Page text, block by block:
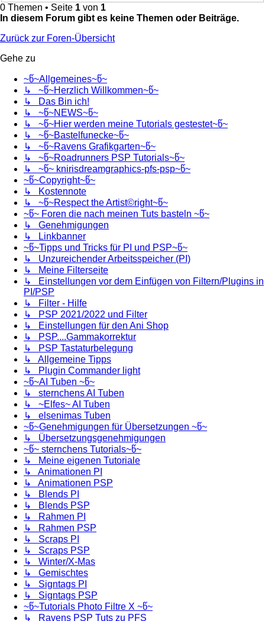
0 Themen • Seite 1 von 1
In diesem Forum gibt es keine Themen oder Beiträge.
Zurück zur Foren-Übersicht
Gehe zu
~წ~Allgemeines~წ~
↳ ~წ~Herzlich Willkommen~წ~
↳ Das Bin ich!
↳ ~წ~NEWS~წ~
↳ ~წ~Hier werden meine Tutorials gestestet~წ~
↳ ~წ~Bastelfunecke~წ~
↳ ~წ~Ravens Grafikgarten~წ~
↳ ~წ~Roadrunners PSP Tutorials~წ~
↳ ~წ~ knirisdreamgraphics-pfs-psp~წ~
~წ~Copyright~წ~
↳ Kostennote
↳ ~წ~Respect the Artist©right~წ~
~წ~ Foren die nach meinen Tuts basteln ~წ~
↳ Genehmigungen
↳ Linkbanner
~წ~Tipps und Tricks für PI und PSP~წ~
↳ Unzureichender Arbeitsspeicher (PI)
↳ Meine Filterseite
↳ Einstellungen vor dem Einfügen von Filtern/Plugins in
PI/PSP
↳ Filter - Hilfe
↳ PSP 2021/2022 und Filter
↳ Einstellungen für den Ani Shop
↳ PSP....Gammakorrektur
↳ PSP Tastaturbelegung
↳ Allgemeine Tipps
↳ Plugin Commander light
~წ~AI Tuben ~წ~
↳ sternchens AI Tuben
↳ ~Elfes~ AI Tuben
↳ elsenimas Tuben
~წ~Genehmigungen für Übersetzungen ~წ~
↳ Übersetzungsgenehmigungen
~წ~ sternchens Tutorials~წ~
↳ Meine eigenen Tutoriale
↳ Animationen PI
↳ Animationen PSP
↳ Blends PI
↳ Blends PSP
↳ Rahmen PI
↳ Rahmen PSP
↳ Scraps PI
↳ Scraps PSP
↳ Winter/X-Mas
↳ Gemischtes
↳ Signtags PI
↳ Signtags PSP
~წ~Tutorials Photo Filtre X ~წ~
↳ Ravens PSP Tuts zu PFS